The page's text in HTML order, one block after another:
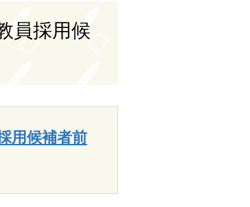
員採用候
用候補者前